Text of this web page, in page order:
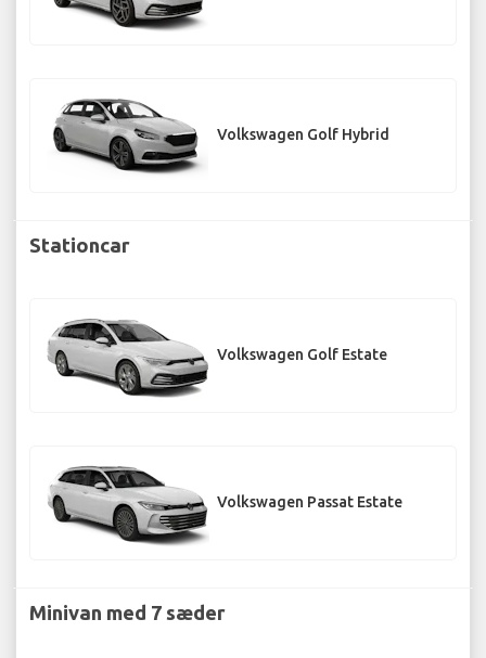
Volkswagen Golf Hybrid
Stationcar
Volkswagen Golf Estate
Volkswagen Passat Estate
Minivan med 7 sæder